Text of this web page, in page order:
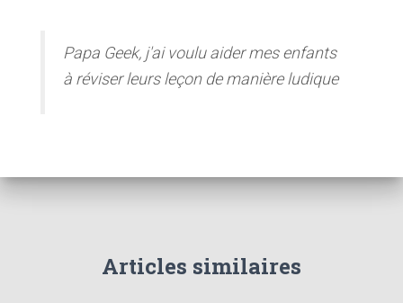
Papa Geek, j'ai voulu aider mes enfants
à réviser leurs leçon de manière ludique
Articles similaires